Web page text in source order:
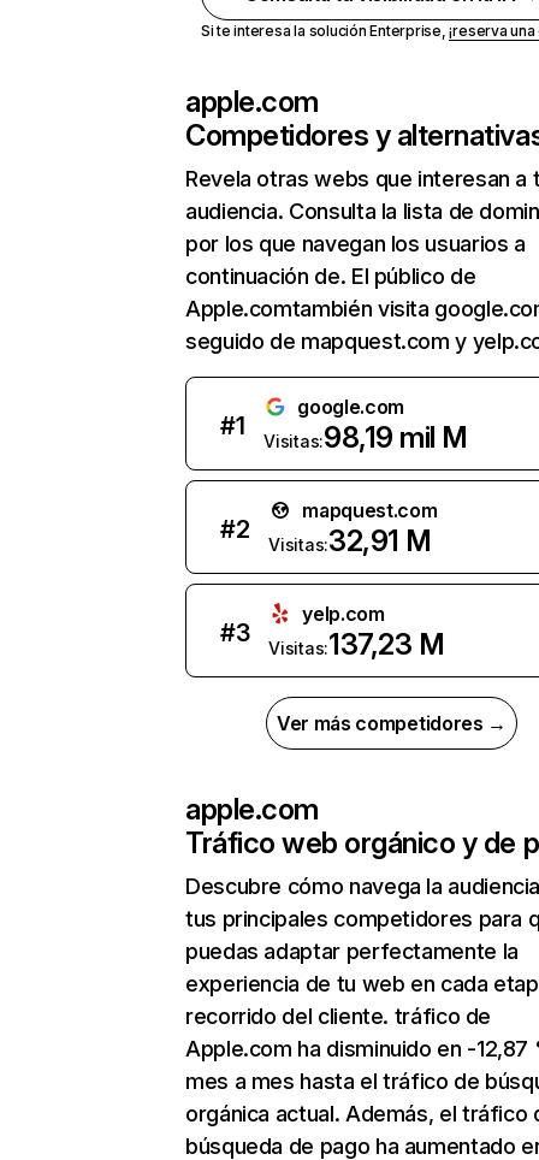
Si te interesa la solución Enterprise,¡reserva
apple.com
Competidores y
Revela otras webs que interesan a
audiencia. Consulta la lista de
por los que navegan los usuarios a
continuación de. El público de
Apple.comtambién visita
seguido de mapquest.com y
#1
google.com
Visitas:98,19 mil M
#2
mapquest.com
Visitas:32,91 M
#3
yelp.com
Visitas:137,23 M
Ver más competidores →
apple.com
Tráfico web orgánico y de
Descubre cómo navega la
tus principales competidores para
puedas adaptar perfectamente la
experiencia de tu web en cada
recorrido del cliente. tráfico de
Apple.com ha disminuido en -12,87
mes a mes hasta el tráfico de
orgánica actual. Además, el tráfico
búsqueda de pago ha aumentado